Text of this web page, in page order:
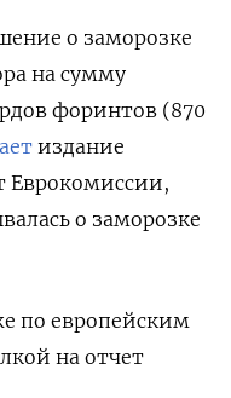
о заморозке
на сумму
форинтов (870
издание
Еврокомиссии,
о заморозке
по европейским
на отчет